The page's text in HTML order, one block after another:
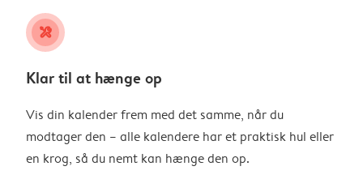
tools
Klar til at hænge op
Vis din kalender frem med det samme, når du
modtager den – alle kalendere har et praktisk hul eller
en krog, så du nemt kan hænge den op.